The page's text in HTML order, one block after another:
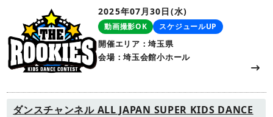
2025年07月30日(水)
動画撮影OK スケジュールUP
開催エリア：埼玉県
会場：埼玉会館小ホール
ダンスチャンネル ALL JAPAN SUPER KIDS DANCE